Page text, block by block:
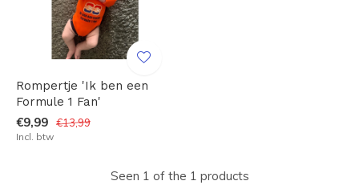
Rompertje 'Ik ben een
Formule 1 Fan'
€9,99 €13,99
Incl. btw
Seen 1 of the 1 products